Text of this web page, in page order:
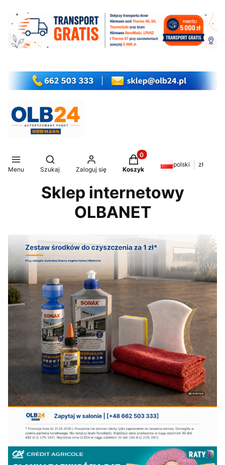
Menu
Otwórz wyszukiwarkę
Szukaj Zaloguj się
Produkty w koszyku: 0.
Koszyk
polski zł
Sklep internetowy
OLBANET